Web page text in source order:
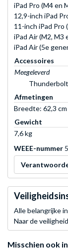
iPad Pro (M4 en
12,9-inch iPad
11-inch iPad Pro
iPad Air (M2, M3
iPad Air (5e
Accessoires
Meegeleverd
Thunderbolt
Afmetingen
Breedte: 62,3
Gewicht
7,6 kg
WEEE-nummer
Alle belangrijke
Naar de
Misschien ook